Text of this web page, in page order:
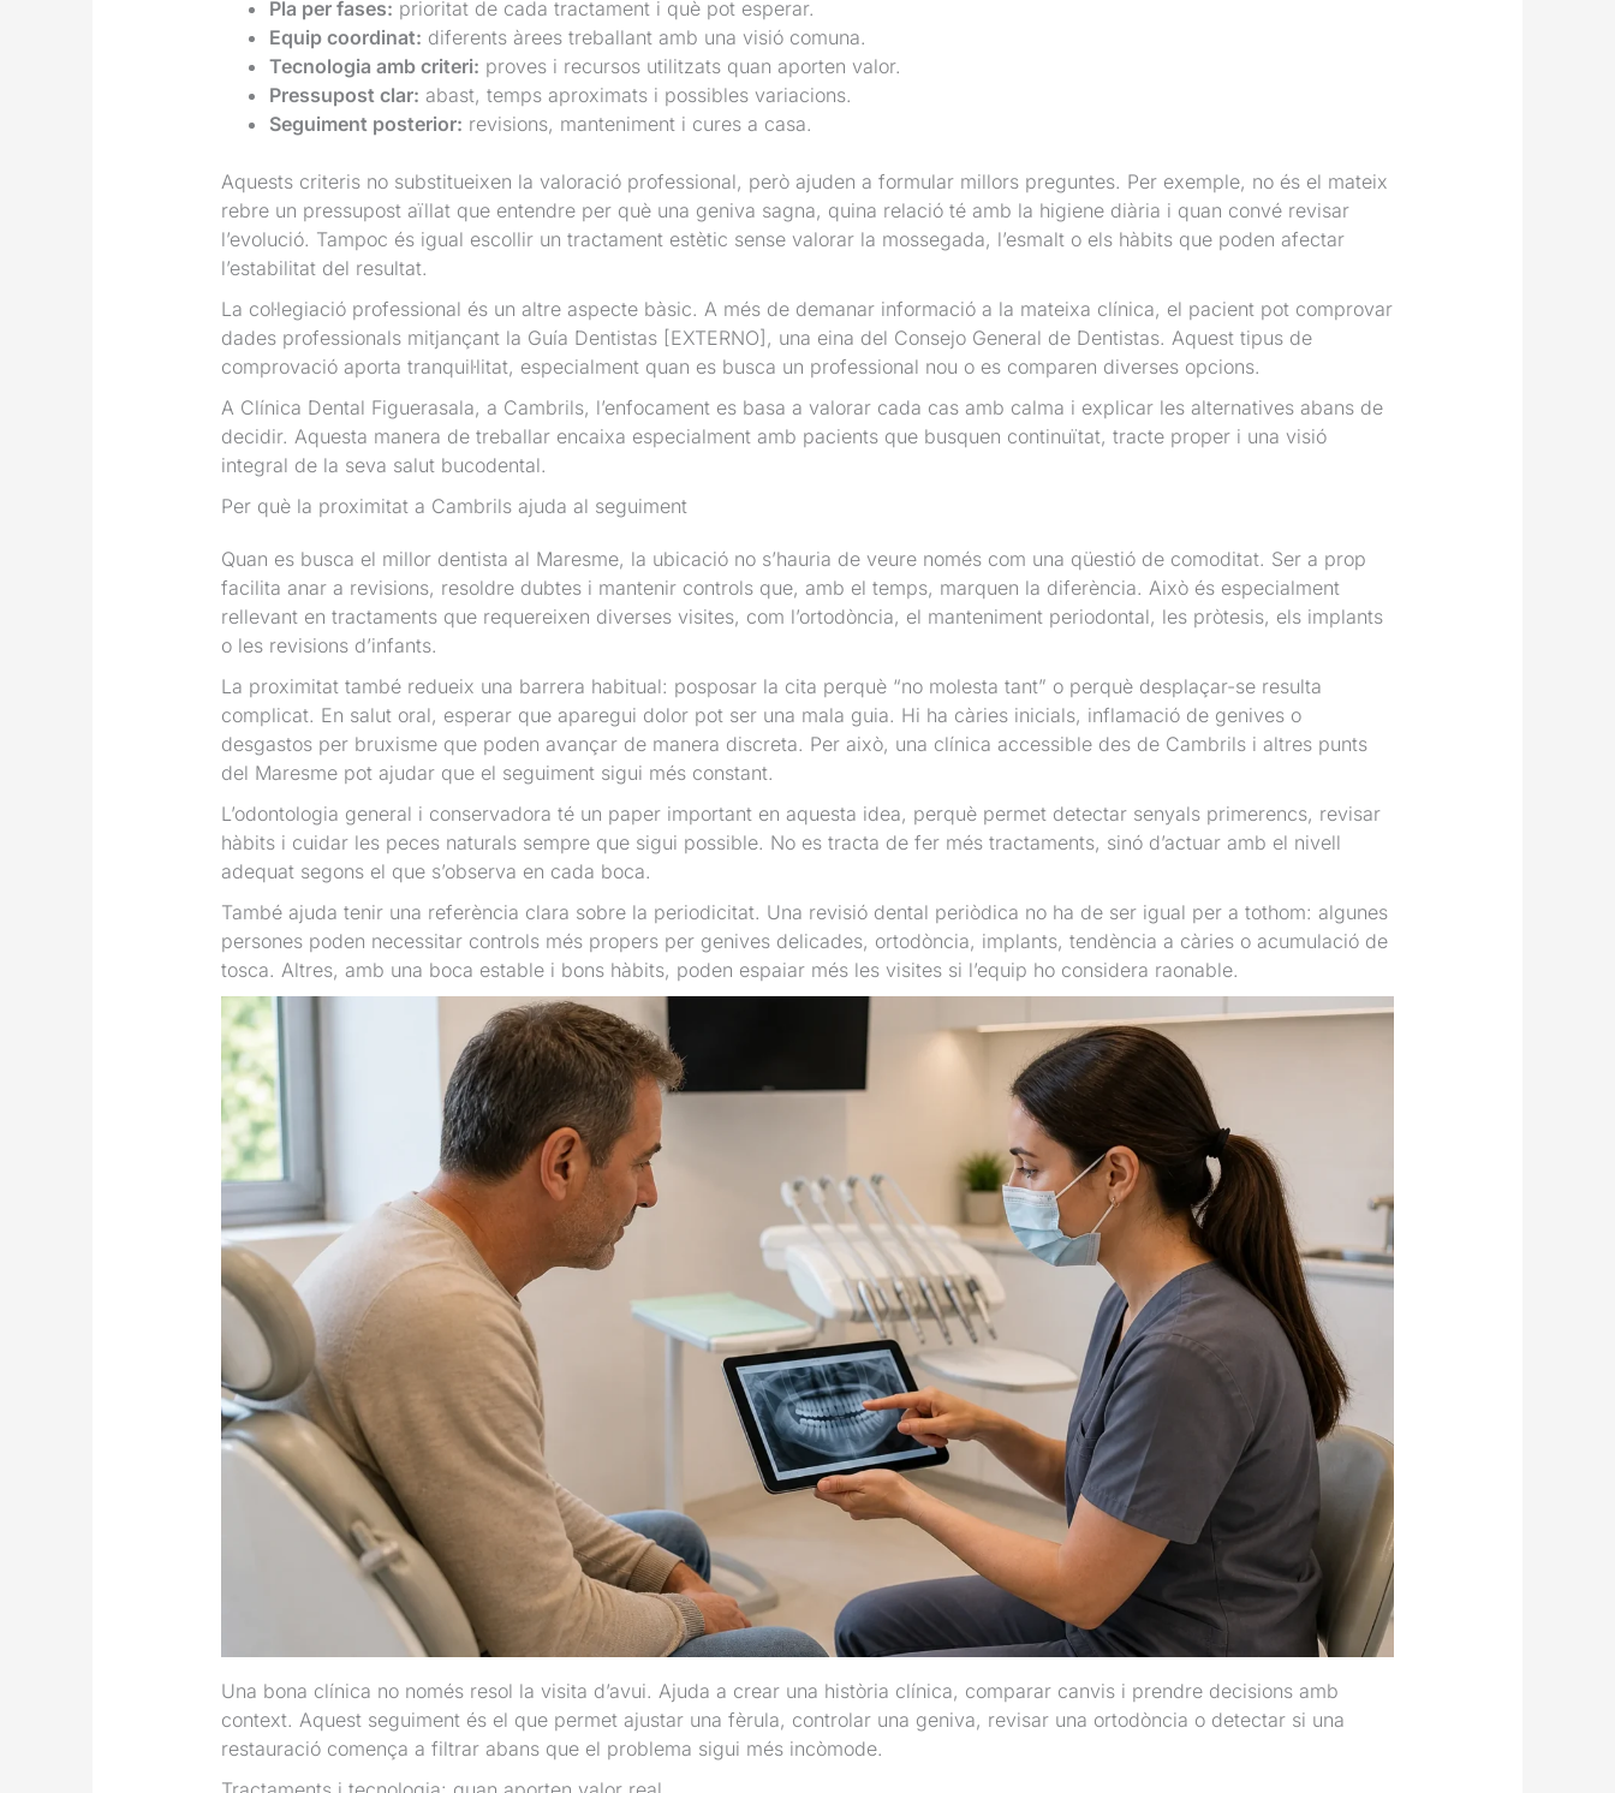
Pla per fases: prioritat de cada tractament i què pot esperar.
Equip coordinat: diferents àrees treballant amb una visió comuna.
Tecnologia amb criteri: proves i recursos utilitzats quan aporten valor.
Pressupost clar: abast, temps aproximats i possibles variacions.
Seguiment posterior: revisions, manteniment i cures a casa.
Aquests criteris no substitueixen la valoració professional, però ajuden a formular millors preguntes. Per exemple, no és el mateix
rebre un pressupost aïllat que entendre per què una geniva sagna, quina relació té amb la higiene diària i quan convé revisar
l’evolució. Tampoc és igual escollir un tractament estètic sense valorar la mossegada, l’esmalt o els hàbits que poden afectar
l’estabilitat del resultat.
La col·legiació professional és un altre aspecte bàsic. A més de demanar informació a la mateixa clínica, el pacient pot comprovar
dades professionals mitjançant la Guía Dentistas [EXTERNO], una eina del Consejo General de Dentistas. Aquest tipus de
comprovació aporta tranquil·litat, especialment quan es busca un professional nou o es comparen diverses opcions.
A Clínica Dental Figuerasala, a Cambrils, l’enfocament es basa a valorar cada cas amb calma i explicar les alternatives abans de
decidir. Aquesta manera de treballar encaixa especialment amb pacients que busquen continuïtat, tracte proper i una visió
integral de la seva salut bucodental.
Per què la proximitat a Cambrils ajuda al seguiment
Quan es busca el millor dentista al Maresme, la ubicació no s’hauria de veure només com una qüestió de comoditat. Ser a prop
facilita anar a revisions, resoldre dubtes i mantenir controls que, amb el temps, marquen la diferència. Això és especialment
rellevant en tractaments que requereixen diverses visites, com l’ortodòncia, el manteniment periodontal, les pròtesis, els implants
o les revisions d’infants.
La proximitat també redueix una barrera habitual: posposar la cita perquè “no molesta tant” o perquè desplaçar-se resulta
complicat. En salut oral, esperar que aparegui dolor pot ser una mala guia. Hi ha càries inicials, inflamació de genives o
desgastos per bruxisme que poden avançar de manera discreta. Per això, una clínica accessible des de Cambrils i altres punts
del Maresme pot ajudar que el seguiment sigui més constant.
L’odontologia general i conservadora té un paper important en aquesta idea, perquè permet detectar senyals primerencs, revisar
hàbits i cuidar les peces naturals sempre que sigui possible. No es tracta de fer més tractaments, sinó d’actuar amb el nivell
adequat segons el que s’observa en cada boca.
També ajuda tenir una referència clara sobre la periodicitat. Una revisió dental periòdica no ha de ser igual per a tothom: algunes
persones poden necessitar controls més propers per genives delicades, ortodòncia, implants, tendència a càries o acumulació de
tosca. Altres, amb una boca estable i bons hàbits, poden espaiar més les visites si l’equip ho considera raonable.
Una bona clínica no només resol la visita d’avui. Ajuda a crear una història clínica, comparar canvis i prendre decisions amb
context. Aquest seguiment és el que permet ajustar una fèrula, controlar una geniva, revisar una ortodòncia o detectar si una
restauració comença a filtrar abans que el problema sigui més incòmode.